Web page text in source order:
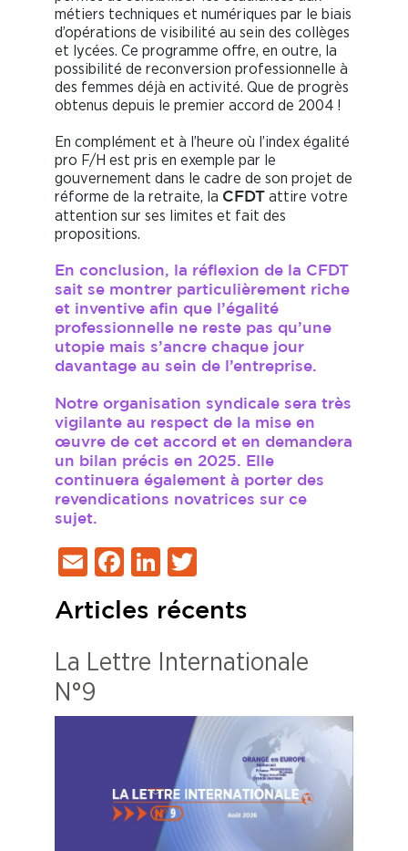
métiers techniques et numériques par le biais
d’opérations de visibilité au sein des collèges
et lycées. Ce programme offre, en outre, la
possibilité de reconversion professionnelle à
des femmes déjà en activité. Que de progrès
obtenus depuis le premier accord de 2004 !
En complément et à l’heure où l’index égalité
pro F/H est pris en exemple par le
gouvernement dans le cadre de son projet de
réforme de la retraite, la CFDT
attire votre
attention sur ses limites et fait des
propositions.
En conclusion, la réflexion de la CFDT
sait se montrer particulièrement riche
et inventive afin que l’égalité
professionnelle ne reste pas qu’une
utopie mais s’ancre chaque jour
davantage au sein de l’entreprise.
Notre organisation syndicale sera très
vigilante au respect de la mise en
œuvre de cet accord et en demandera
un bilan précis en 2025. Elle
continuera également à porter des
revendications novatrices sur ce
sujet.
EmailFacebook
LinkedIn
Articles récents
La Lettre Internationale
N°9